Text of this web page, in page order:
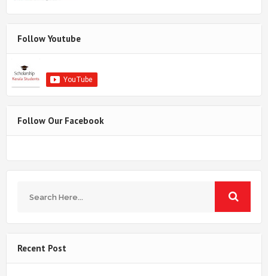
Follow Youtube
Follow Our Facebook
Recent Post